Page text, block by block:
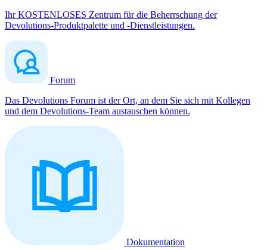
Ihr KOSTENLOSES Zentrum für die Beherrschung der
Devolutions-Produktpalette und -Dienstleistungen.
Forum
Das Devolutions Forum ist der Ort, an dem Sie sich mit Kollegen
und dem Devolutions-Team austauschen können.
Dokumentation